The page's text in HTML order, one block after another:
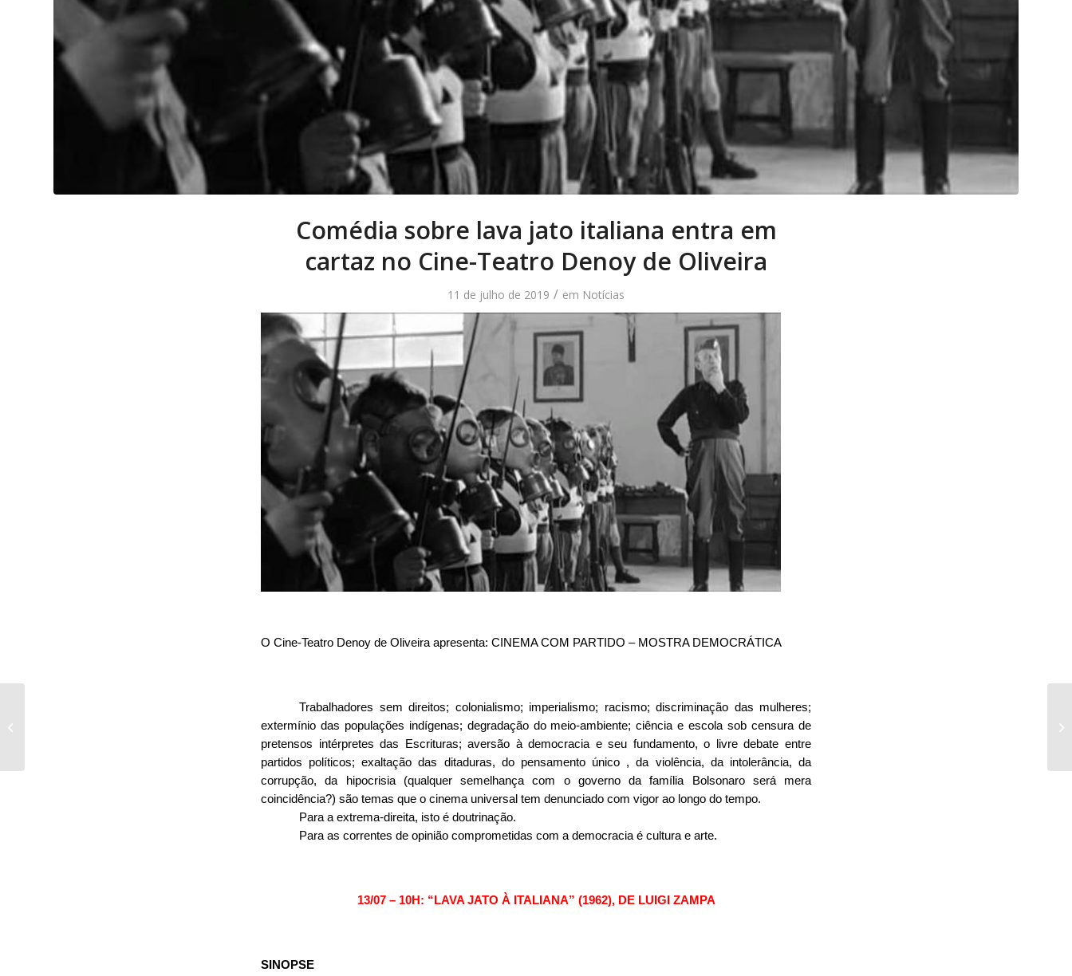
Comédia sobre lava jato italiana entra em
cartaz no Cine-Teatro Denoy de Oliveira
11 de julho de 2019 / em Notícias
O Cine-Teatro Denoy de Oliveira apresenta: CINEMA COM PARTIDO – MOSTRA DEMOCRÁTICA
Trabalhadores sem direitos; colonialismo; imperialismo; racismo; discriminação das mulheres;
extermínio das populações indígenas; degradação do meio-ambiente; ciência e escola sob censura de
pretensos intérpretes das Escrituras; aversão à democracia e seu fundamento, o livre debate entre
partidos políticos; exaltação das ditaduras, do pensamento único , da violência, da intolerância, da
corrupção, da hipocrisia (qualquer semelhança com o governo da família Bolsonaro será mera
coincidência?) são temas que o cinema universal tem denunciado com vigor ao longo do tempo.
Para a extrema-direita, isto é doutrinação.
Para as correntes de opinião comprometidas com a democracia é cultura e arte.
13/07 – 10H: “LAVA JATO À ITALIANA” (1962), DE LUIGI ZAMPA
SINOPSE